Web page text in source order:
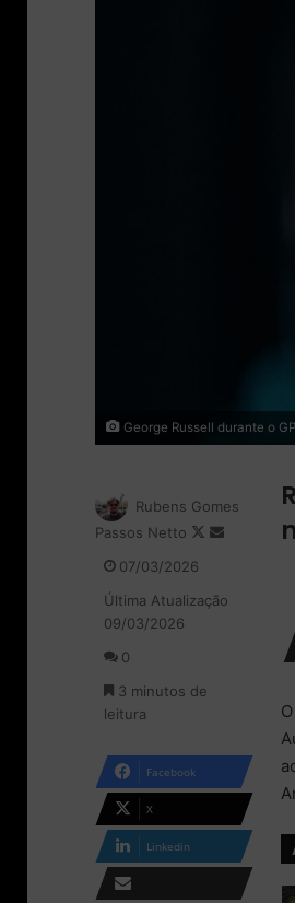
George Russell durante o
Rubens Gomes
Passos Netto
F
l
d
i
07/03/2026
Última Atualização
09/03/2026
0
3 minutos de
leitura
Facebook
X
Linkedin